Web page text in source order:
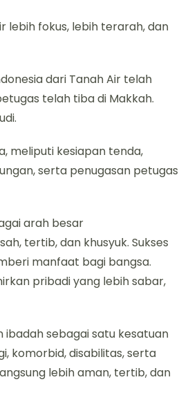
lebih fokus, lebih terarah, dan
dari Tanah Air telah
telah tiba di Makkah.
meliputi kesiapan tenda,
serta penugasan petugas
arah besar
tertib, dan khusyuk. Sukses
manfaat bagi bangsa.
pribadi yang lebih sabar,
sebagai satu kesatuan
komorbid, disabilitas, serta
lebih aman, tertib, dan